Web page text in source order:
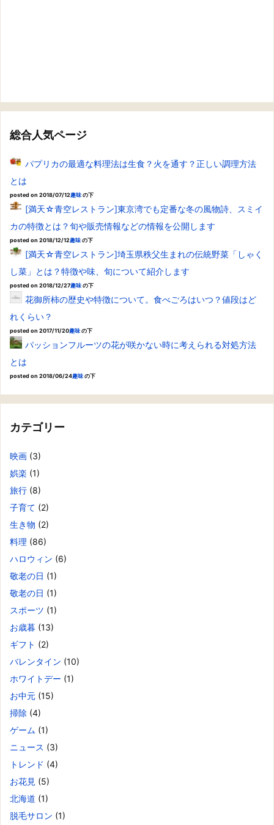
総合人気ページ
パプリカの最適な料理法は生食？火を通す？正しい調理方法
とは
posted on 2018/07/12趣味の下
[満天☆青空レストラン]東京湾でも定番な冬の風物詩、スミイ
カの特徴とは？旬や販売情報などの情報を公開します
posted on 2018/12/12趣味の下
[満天☆青空レストラン]埼玉県秩父生まれの伝統野菜「しゃく
し菜」とは？特徴や味、旬について紹介します
posted on 2018/12/27趣味の下
花御所柿の歴史や特徴について。食べごろはいつ？値段はど
れくらい？
posted on 2017/11/20趣味の下
パッションフルーツの花が咲かない時に考えられる対処方法
とは
posted on 2018/06/24趣味の下
カテゴリー
映画 (3)
娯楽 (1)
旅行 (8)
子育て (2)
生き物 (2)
料理 (86)
ハロウィン (6)
敬老の日 (1)
敬老の日 (1)
スポーツ (1)
お歳暮 (13)
ギフト (2)
バレンタイン (10)
ホワイトデー (1)
お中元 (15)
掃除 (4)
ゲーム (1)
ニュース (3)
トレンド (4)
お花見 (5)
北海道 (1)
脱毛サロン (1)